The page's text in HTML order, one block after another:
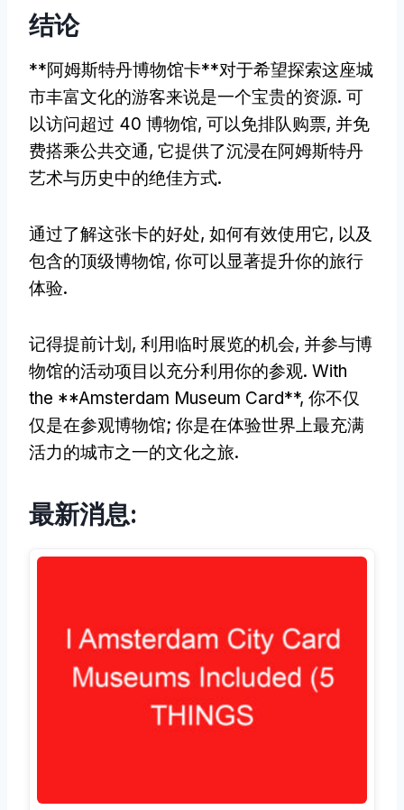
结论
**阿姆斯特丹博物馆卡**对于希望探索这座城
市丰富文化的游客来说是一个宝贵的资源. 可
以访问超过 40 博物馆, 可以免排队购票, 并免
费搭乘公共交通, 它提供了沉浸在阿姆斯特丹
艺术与历史中的绝佳方式.
通过了解这张卡的好处, 如何有效使用它, 以及
包含的顶级博物馆, 你可以显著提升你的旅行
体验.
记得提前计划, 利用临时展览的机会, 并参与博
物馆的活动项目以充分利用你的参观. With
the **Amsterdam Museum Card**, 你不仅
仅是在参观博物馆; 你是在体验世界上最充满
活力的城市之一的文化之旅.
最新消息: